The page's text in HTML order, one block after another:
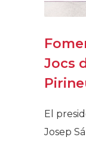
Jocs
El
Josep